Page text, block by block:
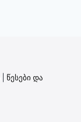
წესები და